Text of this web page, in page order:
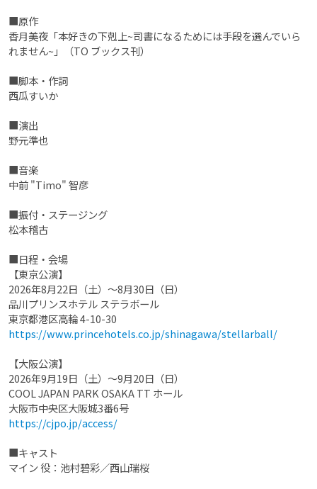
■原作
香月美夜「本好きの下剋上~司書になるためには手段を選んでいら
れません~」（TO ブックス刊）
■脚本・作詞
西瓜すいか
■演出
野元準也
■音楽
中前 "Timo" 智彦
■振付・ステージング
松本稽古
■日程・会場
【東京公演】
2026年8月22日（土）〜8月30日（日）
品川プリンスホテル ステラボール
東京都港区高輪 4-10-30
https://www.princehotels.co.jp/shinagawa/stellarball/
【大阪公演】
2026年9月19日（土）〜9月20日（日）
COOL JAPAN PARK OSAKA TT ホール
大阪市中央区大阪城3番6号
https://cjpo.jp/access/
■キャスト
マイン 役：池村碧彩／西山瑞桜